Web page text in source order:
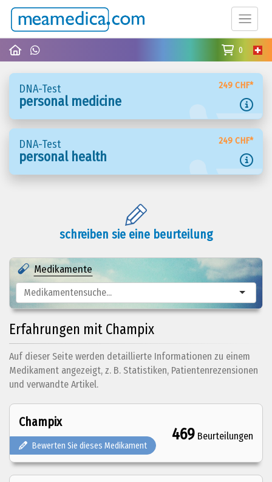
0
DNA-Test 249 CHF*
personal medicine
DNA-Test 249 CHF*
personal health
schreiben sie eine beurteilung
Medikamente
Erfahrungen mit Champix
Auf dieser Seite werden detaillierte Informationen zu einem
Medikament angezeigt, z. B. Statistiken, Patientenrezensionen
und verwandte Artikel.
Champix
469 Beurteilungen
Bewerten Sie dieses Medikament